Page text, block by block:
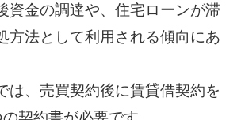
資金の調達や、住宅ローンが滞
方法として利用される傾向にあ
は、売買契約後に賃貸借契約を